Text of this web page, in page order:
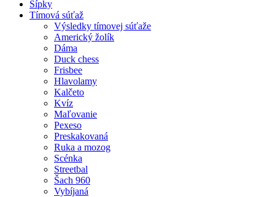
Šípky
Tímová súťaž
Výsledky tímovej súťaže
Americký žolík
Dáma
Duck chess
Frisbee
Hlavolamy
Kalčeto
Kvíz
Maľovanie
Pexeso
Preskakovaná
Ruka a mozog
Scénka
Streetbal
Šach 960
Vybíjaná